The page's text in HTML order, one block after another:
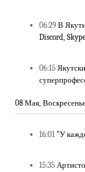
06:29 В
Discord,
06:15
08 Мая,
16:01 "У
15:35